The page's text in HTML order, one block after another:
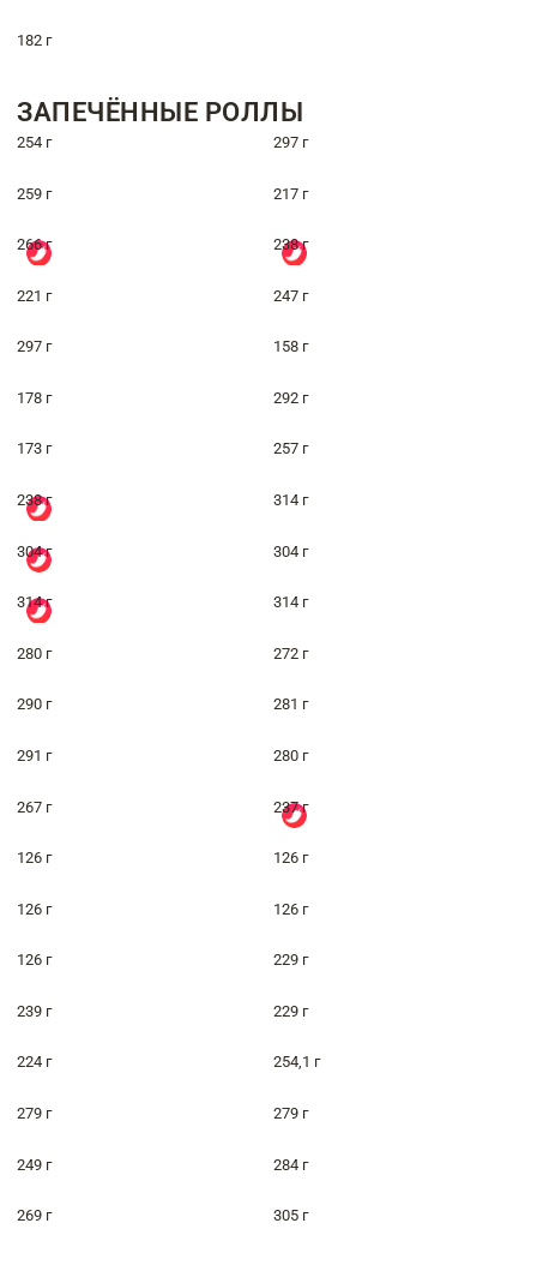
182 г
ЗАПЕЧЁННЫЕ РОЛЛЫ
254 г 297 г
259 г 217 г
266 г 238 г
221 г 247 г
297 г 158 г
178 г 292 г
173 г 257 г
238 г 314 г
304 г 304 г
314 г 314 г
280 г 272 г
290 г 281 г
291 г 280 г
267 г 237 г
126 г 126 г
126 г 126 г
126 г 229 г
239 г 229 г
224 г 254,1 г
279 г 279 г
249 г 284 г
269 г 305 г